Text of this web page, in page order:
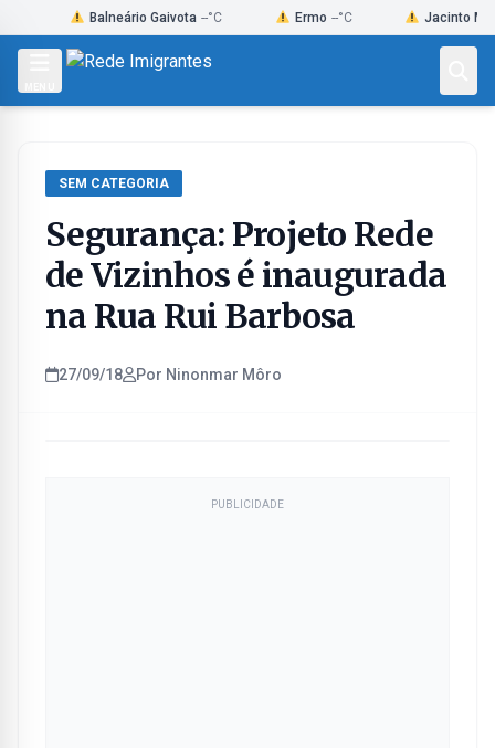
to
Balneário Gaivota --°C Ermo --°C Jacinto Machado
SEM CATEGORIA
Segurança: Projeto Rede
de Vizinhos é inaugurada
na Rua Rui Barbosa
27/09/18 Por Ninonmar Môro
PUBLICIDADE